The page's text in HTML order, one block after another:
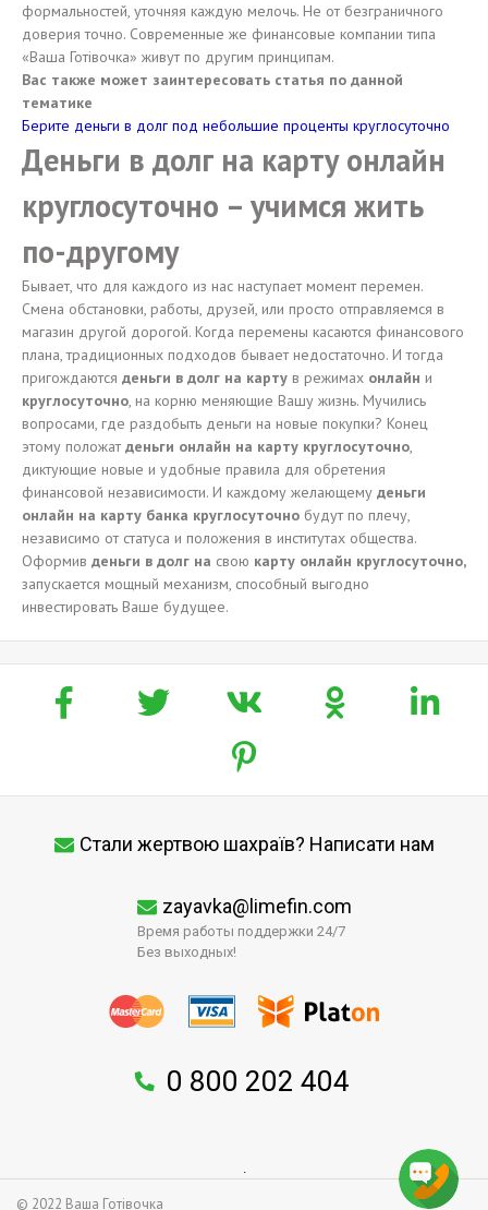
формальностей, уточняя каждую мелочь. Не от безграничного
доверия точно. Современные же финансовые компании типа
«Ваша Готівочка» живут по другим принципам.
Вас также может заинтересовать статья по данной
тематике
Берите деньги в долг под небольшие проценты круглосуточно
Деньги в долг на карту онлайн
круглосуточно – учимся жить
по-другому
Бывает, что для каждого из нас наступает момент перемен.
Смена обстановки, работы, друзей, или просто отправляемся в
магазин другой дорогой. Когда перемены касаются финансового
плана, традиционных подходов бывает недостаточно. И тогда
пригождаются деньги в долг на карту в режимах онлайн и
круглосуточно, на корню меняющие Вашу жизнь. Мучились
вопросами, где раздобыть деньги на новые покупки? Конец
этому положат деньги онлайн на карту круглосуточно,
диктующие новые и удобные правила для обретения
финансовой независимости. И каждому желающему деньги
онлайн на карту банка круглосуточно будут по плечу,
независимо от статуса и положения в институтах общества.
Оформив деньги в долг на свою карту онлайн круглосуточно,
запускается мощный механизм, способный выгодно
инвестировать Ваше будущее.
Стали жертвою шахраїв? Написати нам
zayavka@limefin.com
Время работы поддержки 24/7
Без выходных!
0 800 202 404
.
© 2022 Ваша Готівочка
↑